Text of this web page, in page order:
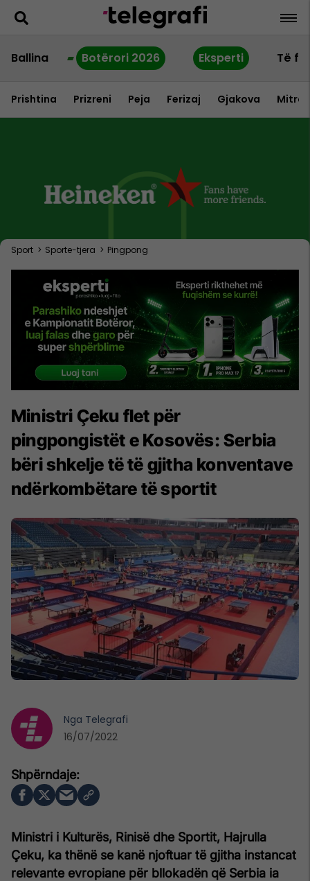
Ballina Botërori 2026 Eksperti Të
Prishtina Prizreni Peja Ferizaj Gjakova
Sport > Sporte-tjera > Pingpong
Ministri Çeku flet për
pingpongistët e Kosovës: Serbia
bëri shkelje të të gjitha konventave
ndërkombëtare të sportit
Ministri i Kulturës, Rinisë dhe Sportit, Hajrulla
Çeku, ka thënë se kanë njoftuar të gjitha instancat
relevante evropiane për bllokadën që Serbia ia
Nga Telegrafi
16/07/2022